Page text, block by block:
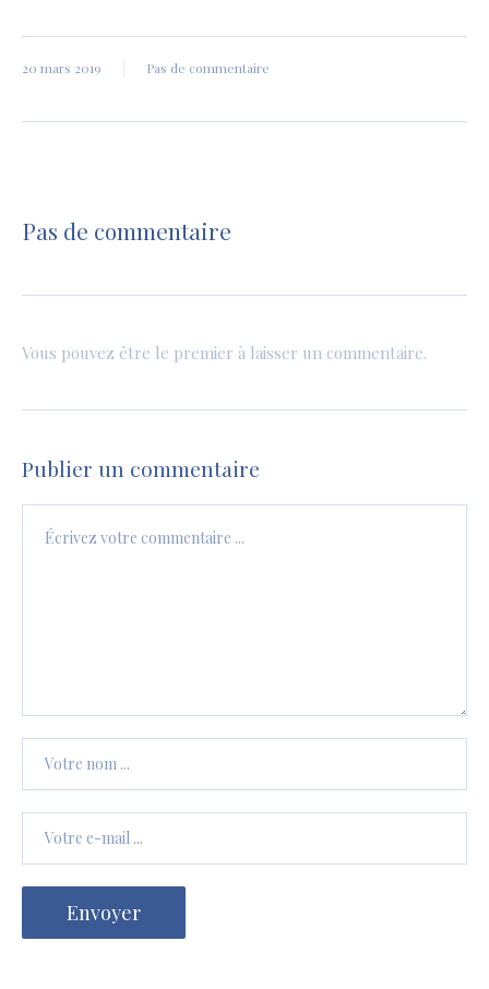
20 mars 2019 Pas de commentaire
Pas de commentaire
Vous pouvez être le premier à laisser un commentaire.
Publier un commentaire